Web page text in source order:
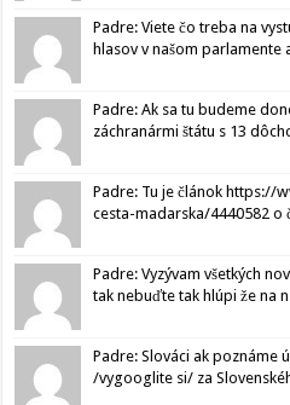
Padre: Viete čo treba na
hlasov v našom parlamente
Padre: Ak sa tu budeme
záchranármi štátu s 13
Padre: Tu je článok https://
cesta-madarska/4440582 o
Padre: Vyzývam všetkých
tak nebuďte tak hlúpi že na
Padre: Slováci ak poznáme
/vygooglite si/ za